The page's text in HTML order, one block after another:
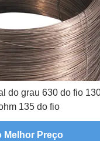
do grau 630 do fio
135 do fio
Melhor Preço